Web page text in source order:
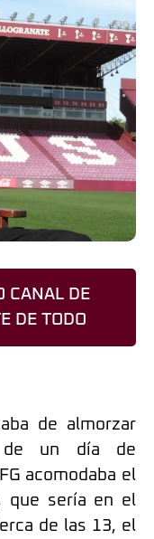
CANAL DE
DE TODO
de almorzar
de un día de
acomodaba el
que sería en el
de las 13, el